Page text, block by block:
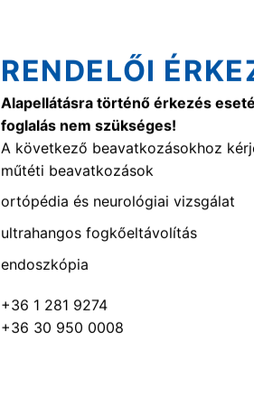
RENDELŐI
Alapellátásra történő érkezés
foglalás nem szükséges!
A következő beavatkozásokhoz
műtéti beavatkozások
ortópédia és neurológiai vizsgálat
ultrahangos fogkőeltávolítás
endoszkópia
+36 1 281 9274
+36 30 950 0008